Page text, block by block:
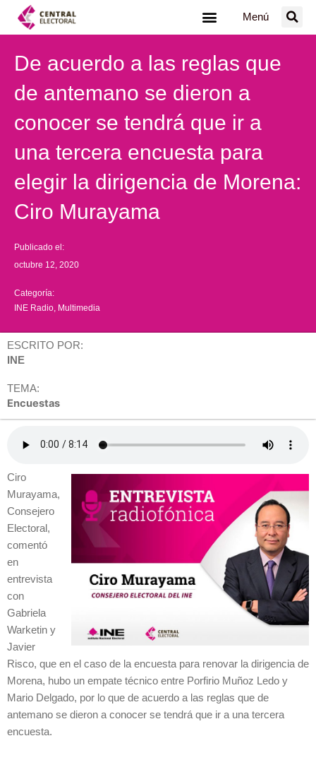
Menú
De acuerdo a las reglas que
de antemano se dieron a
conocer se tendrá que ir a
una tercera encuesta para
elegir la dirigencia de Morena:
Ciro Murayama
Publicado el:
octubre 12, 2020
Categoría:
INE Radio Multimedia
ESCRITO POR:
INE
TEMA:
Encuestas
Ciro
Murayama,
Consejero
Electoral,
comentó
en
entrevista
con
Gabriela
Warketin y
Javier
Risco, que en el caso de la encuesta para renovar la dirigencia de
Morena, hubo un empate técnico entre Porfirio Muñoz Ledo y
Mario Delgado, por lo que de acuerdo a las reglas que de
antemano se dieron a conocer se tendrá que ir a una tercera
encuesta.